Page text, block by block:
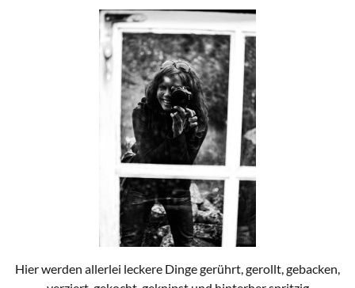
Hier werden allerlei leckere Dinge gerührt, gerollt, gebacken,